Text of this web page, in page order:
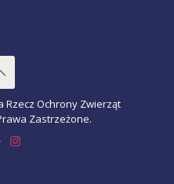
Ochrony Zwierząt
Zastrzeżone.